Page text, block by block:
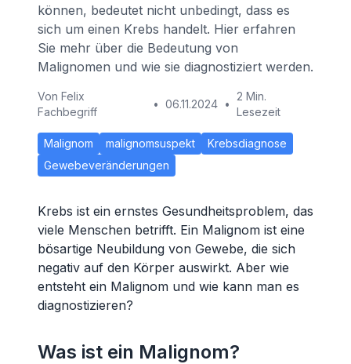
können, bedeutet nicht unbedingt, dass es
sich um einen Krebs handelt. Hier erfahren
Sie mehr über die Bedeutung von
Malignomen und wie sie diagnostiziert werden.
Von Felix
Fachbegriff
• 06.11.2024 •
2 Min.
Lesezeit
Malignom malignomsuspekt
Krebsdiagnose
Gewebeveränderungen
Krebs ist ein ernstes Gesundheitsproblem, das
viele Menschen betrifft. Ein Malignom ist eine
bösartige Neubildung von Gewebe, die sich
negativ auf den Körper auswirkt. Aber wie
entsteht ein Malignom und wie kann man es
diagnostizieren?
Was ist ein Malignom?